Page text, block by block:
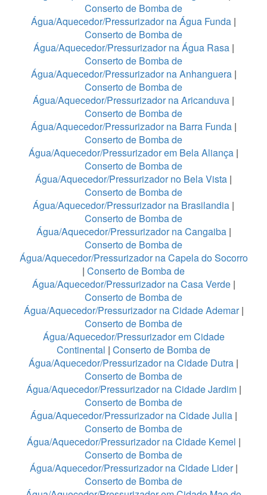
Conserto de Bomba de
Água/Aquecedor/Pressurizador na Água Funda |
Conserto de Bomba de
Água/Aquecedor/Pressurizador na Água Rasa |
Conserto de Bomba de
Água/Aquecedor/Pressurizador na Anhanguera|
Conserto de Bomba de
Água/Aquecedor/Pressurizador na Aricanduva |
Conserto de Bomba de
Água/Aquecedor/Pressurizador na Barra Funda |
Conserto de Bomba de
Água/Aquecedor/Pressurizador em Bela Aliança |
Conserto de Bomba de
Água/Aquecedor/Pressurizador no Bela Vista |
Conserto de Bomba de
Água/Aquecedor/Pressurizador na Brasilandia |
Conserto de Bomba de
Água/Aquecedor/Pressurizador na Cangaiba|
Conserto de Bomba de
Água/Aquecedor/Pressurizador na Capela do Socorro
| Conserto de Bomba de
Água/Aquecedor/Pressurizador na Casa Verde|
Conserto de Bomba de
Água/Aquecedor/Pressurizador na Cidade Ademar|
Conserto de Bomba de
Água/Aquecedor/Pressurizador em Cidade
Continental | Conserto de Bomba de
Água/Aquecedor/Pressurizador na Cidade Dutra |
Conserto de Bomba de
Água/Aquecedor/Pressurizador na Cidade Jardim|
Conserto de Bomba de
Água/Aquecedor/Pressurizador na Cidade Julia |
Conserto de Bomba de
Água/Aquecedor/Pressurizador na Cidade Kemel |
Conserto de Bomba de
Água/Aquecedor/Pressurizador na Cidade Lider|
Conserto de Bomba de